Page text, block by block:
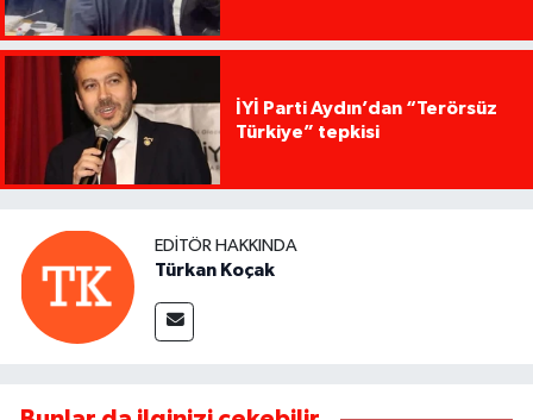
İYİ Parti Aydın’dan “Terörsüz
Türkiye” tepkisi
EDITÖR HAKKINDA
Türkan Koçak